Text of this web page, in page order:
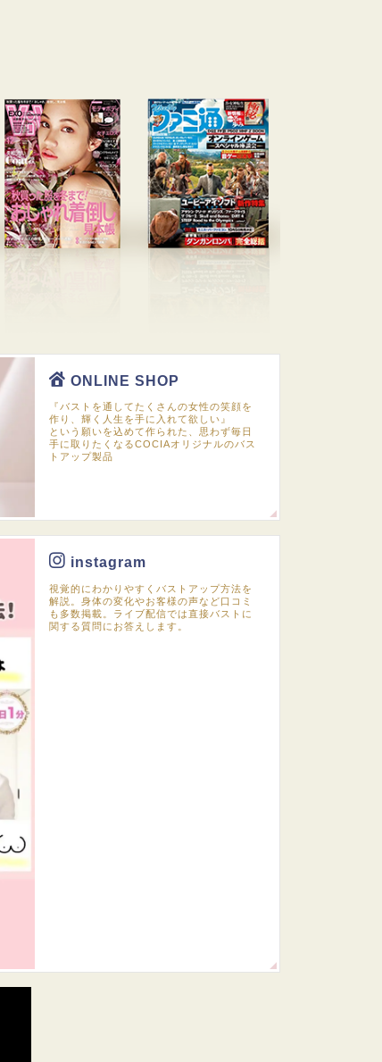
ONLINE SHOP
『バストを通してたくさんの女性の笑顔を
作り、輝く人生を手に入れて欲しい』
という願いを込めて作られた、思わず毎日
手に取りたくなるCOCIAオリジナルのバス
トアップ製品
instagram
視覚的にわかりやすくバストアップ方法を
解説。身体の変化やお客様の声など口コミ
も多数掲載。ライブ配信では直接バストに
関する質問にお答えします。